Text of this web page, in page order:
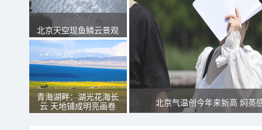
北京天空现鱼鳞云景观
青海湖畔：湖光花海长
云 天地铺成明亮画卷
北京气温创今年来新高 焖蒸